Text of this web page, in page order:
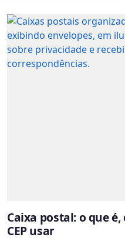
Caixa postal: o que
CEP usar